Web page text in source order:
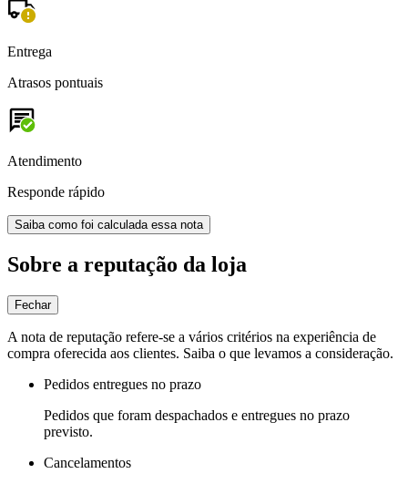
Entrega
Atrasos pontuais
Atendimento
Responde rápido
Saiba como foi calculada essa nota
Sobre a reputação da loja
Fechar
A nota de reputação refere-se a vários critérios na experiência de
compra oferecida aos clientes. Saiba o que levamos a consideração.
Pedidos entregues no prazo
Pedidos que foram despachados e entregues no prazo
previsto.
Cancelamentos